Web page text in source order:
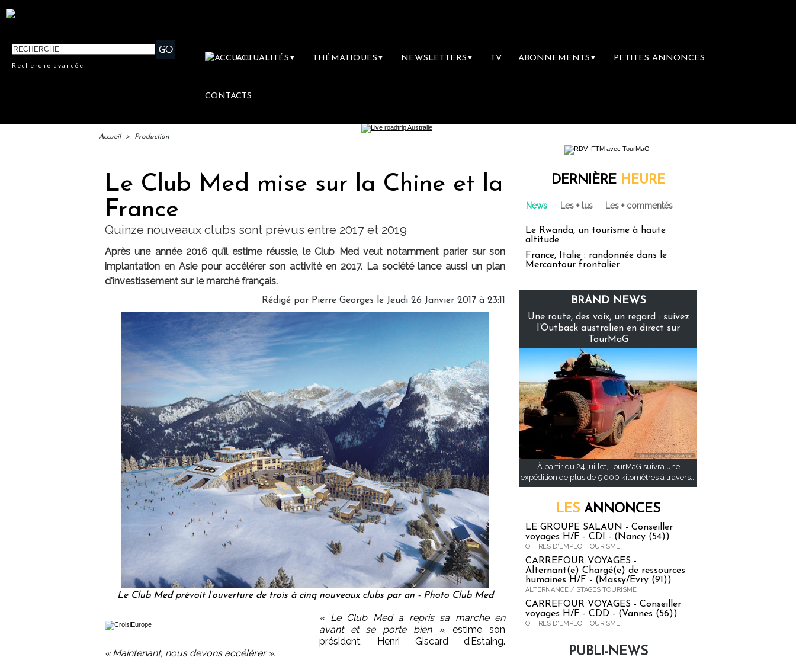
Recherche avancée
ACTUALITÉS ▼ THÉMATIQUES ▼ NEWSLETTERS ▼ TV ABONNEMENTS ▼ PETITES ANNONCES
CONTACTS
Accueil > Production
Le Club Med mise sur la Chine et la
France
Quinze nouveaux clubs sont prévus entre 2017 et 2019
Après une année 2016 qu’il estime réussie, le Club Med veut notamment parier sur son
implantation en Asie pour accélérer son activité en 2017. La société lance aussi un plan
d'investissement sur le marché français.
Rédigé par Pierre Georges le Jeudi 26 Janvier 2017 à 23:11
Le Club Med prévoit l’ouverture de trois à cinq nouveaux clubs par an - Photo Club Med
« Le Club Med a repris sa marche en
avant et se porte bien », estime son
président, Henri Giscard d’Estaing.
« Maintenant, nous devons accélérer ».
DERNIÈRE HEURE
News Les + lus Les + commentés
Le Rwanda, un tourisme à haute
altitude
France, Italie : randonnée dans le
Mercantour frontalier
BRAND NEWS
Une route, des voix, un regard : suivez
l’Outback australien en direct sur
TourMaG
À partir du 24 juillet, TourMaG suivra une
expédition de plus de 5 000 kilomètres à travers...
LES ANNONCES
LE GROUPE SALAUN - Conseiller
voyages H/F - CDI - (Nancy (54))
OFFRES D'EMPLOI TOURISME
CARREFOUR VOYAGES -
Alternant(e) Chargé(e) de ressources
humaines H/F - (Massy/Evry (91))
ALTERNANCE / STAGES TOURISME
CARREFOUR VOYAGES - Conseiller
voyages H/F - CDD - (Vannes (56))
OFFRES D'EMPLOI TOURISME
PUBLI-NEWS